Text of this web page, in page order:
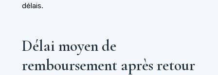
délais.
Délai moyen de
remboursement après retour